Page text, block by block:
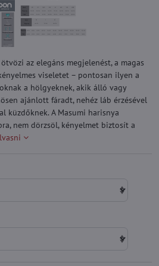
az elegáns megjelenést, a magas
viseletet – pontosan ilyen a
a hölgyeknek, akik álló vagy
ajánlott fáradt, nehéz láb érzésével
küzdőknek. A Masumi harisnya
nem dörzsöl, kényelmet biztosít a